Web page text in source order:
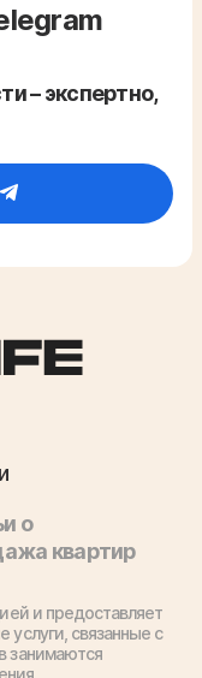
– экспертно,
о
квартир
и предоставляет
услуги, связанные с
занимаются